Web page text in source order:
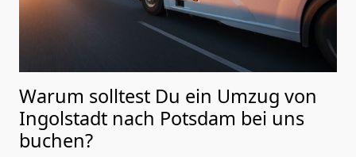
Warum solltest Du ein Umzug von
Ingolstadt nach Potsdam bei uns
buchen?